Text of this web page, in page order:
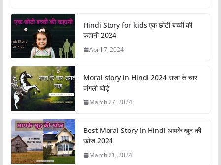
c
e
b
o
o
k
st
o
d
o
n
e
Hindi Story for kids एक छोटी बच्ची की
कहानी 2024
April 7, 2024
Moral story in Hindi 2024 राजा के चार
जंगली घोड़े
March 27, 2024
Best Moral Story In Hindi आपके खुद की
खोज 2024
March 21, 2024